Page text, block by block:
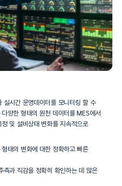
실시간 운영데이터를 모니터링 할 수
양한 형태의 원천 데이터를 MES에서
및 설비상태 변화를 지속적으로
태의 변화에 대한 정확하고 빠른
측과 직감을 정확히 확인하는 데 많은